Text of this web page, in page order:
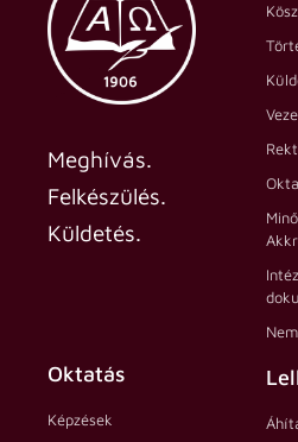
Meghívás.
Felkészülés.
Küldetés.
Oktatás
Képzések